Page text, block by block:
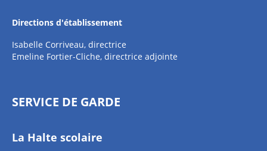
Directions d'établissement
Isabelle Corriveau, directrice
Emeline Fortier-Cliche, directrice adjointe
SERVICE DE GARDE
La Halte scolaire